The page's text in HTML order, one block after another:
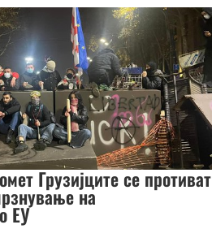
Грузијците се противат
на
ЕУ